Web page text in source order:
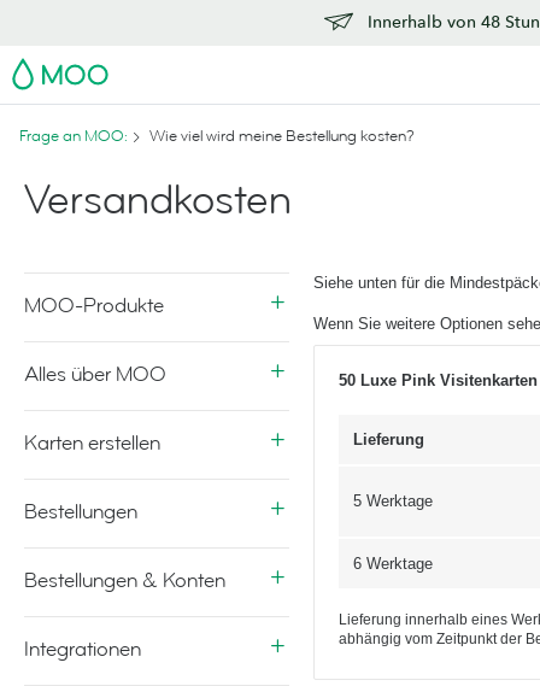
Innerhalb von 48
MOO
Frage an MOO: Wie viel wird meine Bestellung kosten?
Versandkosten
MOO-Produkte
Alles über MOO
Karten erstellen
Bestellungen
Bestellungen & Konten
Integrationen
Siehe unten für die
Wenn Sie weitere Optionen
50 Luxe Pink Visitenkarten
Lieferung
5 Werktage
6 Werktage
Lieferung innerhalb eines
abhängig vom Zeitpunkt der